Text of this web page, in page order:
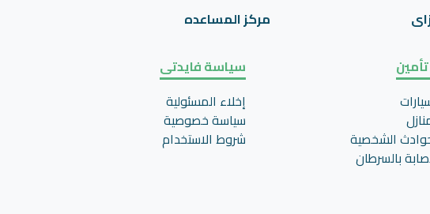
مركز المساعده
الشخصية
بالسرطان
سياسة فايدتى
إخلاء المسئولية
سياسة خصوصية
شروط الاستخدام